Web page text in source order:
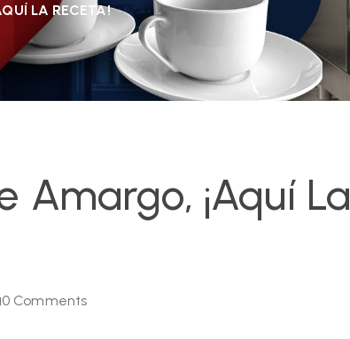
LA RECETA!
Amargo, ¡aquí La
0 Comments